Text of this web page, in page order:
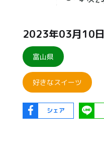
2023年03月10日
富山県
好きなスイーツ
シェア